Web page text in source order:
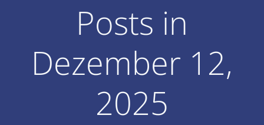
Posts in
Dezember 12,
2025